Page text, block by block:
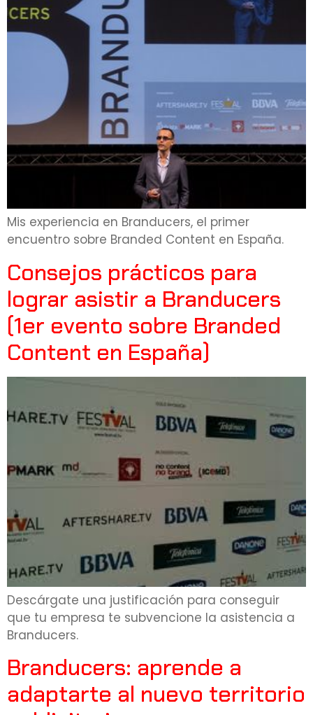
Mis experiencia en Branducers, el primer
encuentro sobre Branded Content en España.
Consejos prácticos para
lograr asistir a Branducers
(1er evento sobre Branded
Content en España)
Descárgate una justificación para conseguir
que tu empresa te subvencione la asistencia a
Branducers.
Branducers: aprende a
adaptarte al nuevo territorio